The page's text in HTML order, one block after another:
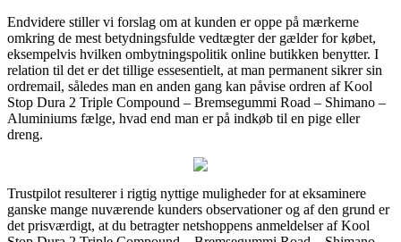
Endvidere stiller vi forslag om at kunden er oppe på mærkerne
omkring de mest betydningsfulde vedtægter der gælder for købet,
eksempelvis hvilken ombytningspolitik online butikken benytter. I
relation til det er det tillige essesentielt, at man permanent sikrer sin
ordremail, således man en anden gang kan påvise ordren af Kool
Stop Dura 2 Triple Compound – Bremsegummi Road – Shimano –
Aluminiums fælge, hvad end man er på indkøb til en pige eller
dreng.
Trustpilot resulterer i rigtig nyttige muligheder for at eksaminere
ganske mange nuværende kunders observationer og af den grund er
det prisværdigt, at du betragter netshoppens anmeldelser af Kool